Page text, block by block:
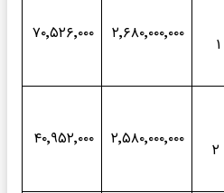
۱۳۷۸ - ۱
۲٬۶۸۰٬۰۰۰٬۰۰۰ ۷۰٬۵۲۶٬۰۰۰
۱۳۸۳ - ۲
۲٬۵۸۰٬۰۰۰٬۰۰۰ ۴۰٬۹۵۲٬۰۰۰